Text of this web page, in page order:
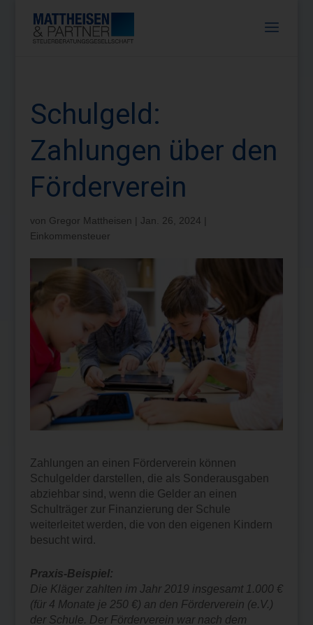
Schulgeld:
Zahlungen über den
Förderverein
von Gregor Mattheisen Jan. 26, 2024
Einkommensteuer
Zahlungen an einen Förderverein können
Schulgelder darstellen, die als Sonderausgaben
abziehbar sind, wenn die Gelder an einen
Schulträger zur Finanzierung der Schule
weiterleitet werden, die von den eigenen Kindern
besucht wird.
Praxis-Beispiel:
Die Kläger zahlten im Jahr 2019 insgesamt 1.000 €
(für 4 Monate je 250 €) an den Förderverein (e.V.)
der Schule. Der Förderverein war nach dem